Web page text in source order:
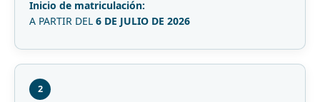
Inicio de matriculación:
A PARTIR DEL 6 DE JULIO DE 2026
2